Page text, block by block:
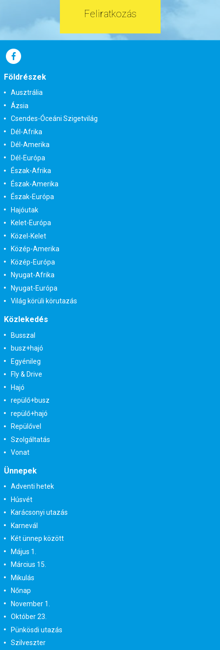
már 940.000 Ft-tól
Időpontok és árak
Feliratkozás
Földrészek
Ausztrália
Ázsia
Csendes-Óceáni Szigetvilág
Dél-Afrika
Dél-Amerika
Dél-Európa
Észak-Afrika
Észak-Amerika
Észak-Európa
Hajóutak
Kelet-Európa
Közel-Kelet
Közép-Amerika
Közép-Európa
Nyugat-Afrika
Nyugat-Európa
Világ körüli körutazás
Közlekedés
Busszal
busz+hajó
Egyénileg
Fly & Drive
Hajó
repülő+busz
repülő+hajó
Repülővel
Szolgáltatás
Vonat
Ünnepek
Adventi hetek
Húsvét
Karácsonyi utazás
Karnevál
Két ünnep között
Május 1.
Március 15.
Mikulás
Nőnap
November 1.
Október 23.
Pünkösdi utazás
Szilveszter